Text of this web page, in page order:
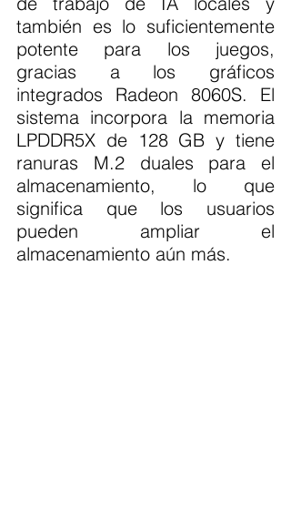
también es lo suficientemente
potente para los juegos,
gracias a los gráficos
integrados Radeon 8060S. El
sistema incorpora la memoria
LPDDR5X de 128 GB y tiene
ranuras M.2 duales para el
almacenamiento, lo que
significa que los usuarios
pueden ampliar el
almacenamiento aún más.